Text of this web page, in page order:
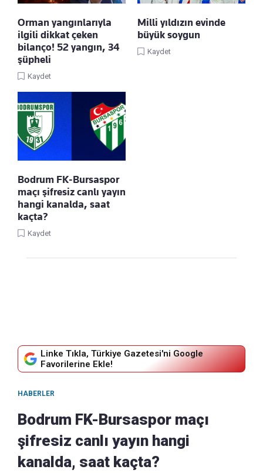
Orman yangınlarıyla
ilgili dikkat çeken
bilanço! 52 yangın, 34
şüpheli
Kaydet
Milli yıldızın evinde
büyük soygun
Kaydet
Bodrum FK-Bursaspor
maçı şifresiz canlı yayın
hangi kanalda, saat
kaçta?
Kaydet
Linke Tıkla, Türkiye Gazetesi'ni Google
Favorilerine Ekle!
HABERLER
Bodrum FK-Bursaspor maçı
şifresiz canlı yayın hangi
kanalda, saat kaçta?